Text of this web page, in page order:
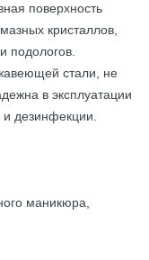
поверхность
кристаллов,
подологов.
стали, не
в эксплуатации
дезинфекции.
маникюра,